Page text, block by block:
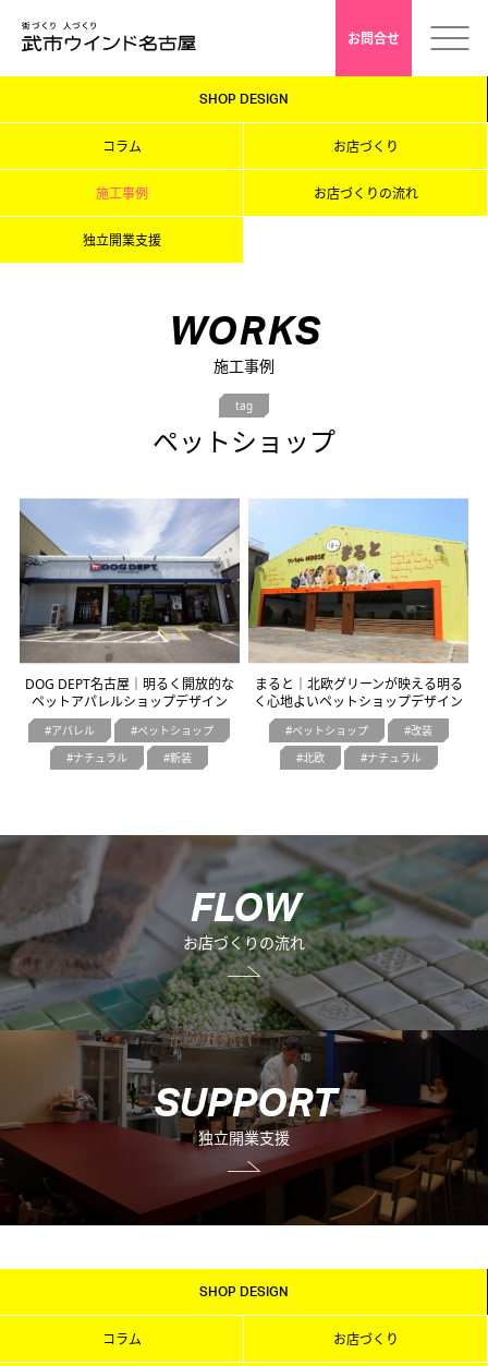
採用情報
店舗デザイン
インドアゴルフ
オフィスデザイン
不動産情報
お問合せ
SHOP DESIGN
コラム お店づくり
施工事例 お店づくりの流れ
独立開業支援
WORKS
施工事例
tag
ペットショップ
DOG DEPT名古屋｜明るく開放的な
ペットアパレルショップデザイン
アパレル
ペットショップ
ナチュラル
新装
まると｜北欧グリーンが映える明る
く心地よいペットショップデザイン
ペットショップ
改装
北欧
ナチュラル
FLOW
お店づくりの流れ
SUPPORT
独立開業支援
SHOP DESIGN
コラム お店づくり